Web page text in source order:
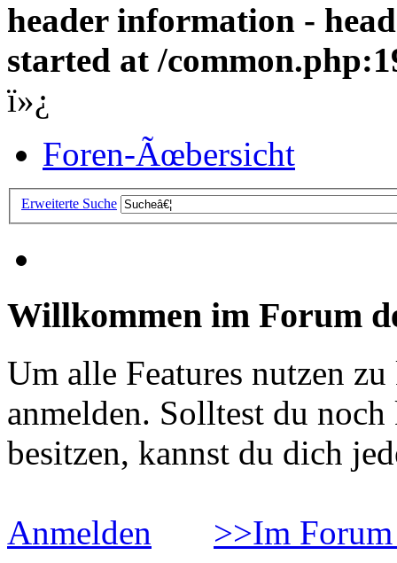
header information -
started at /
ï»¿
Foren-Ãœbersicht
Erweiterte Suche
Willkommen im Forum
Um alle Features nutzen
anmelden. Solltest du
besitzen, kannst du dich
Anmelden >>Im